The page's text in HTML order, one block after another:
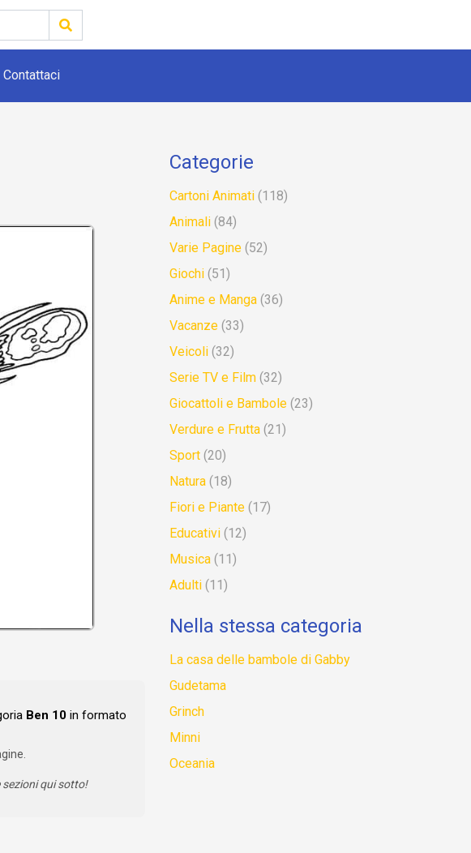
Contattaci
Ben 10in formato
sezioni qui sotto!
Categorie
Cartoni Animati (118)
Animali (84)
Varie Pagine (52)
Giochi (51)
Anime e Manga (36)
Vacanze (33)
Veicoli (32)
Serie TV e Film (32)
Giocattoli e Bambole (23)
Verdure e Frutta (21)
Sport (20)
Natura (18)
Fiori e Piante (17)
Educativi (12)
Musica (11)
Adulti (11)
Nella stessa categoria
La casa delle bambole di Gabby
Gudetama
Grinch
Minni
Oceania